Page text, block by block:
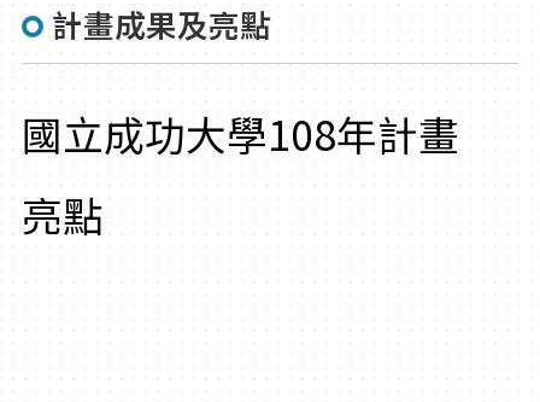
計畫成果及亮點
國立成功大學108年計畫
亮點